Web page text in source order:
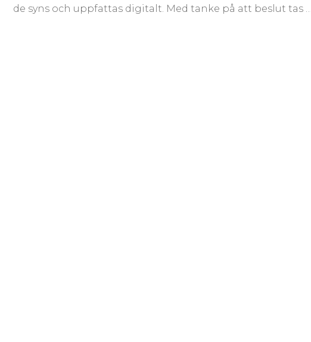
de syns och uppfattas digitalt. Med tanke på att beslut tas …